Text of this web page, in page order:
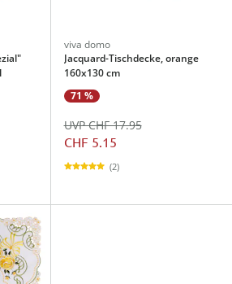
viva domo
Jacquard-Tischdecke, orange
160x130 cm
71 %
CHF 5.15
UVP CHF 17.95
(2)